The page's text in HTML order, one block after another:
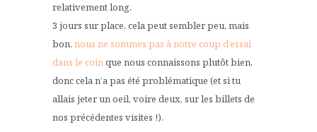
relativement long.
3 jours sur place, cela peut sembler peu, mais
bon, nous ne sommes pas à notre coup d’essai
dans le coinque nous connaissons plutôt bien,
donc cela n’a pas été problématique (et si tu
allais jeter un oeil, voire deux, sur les billets de
nos précédentes visites !).